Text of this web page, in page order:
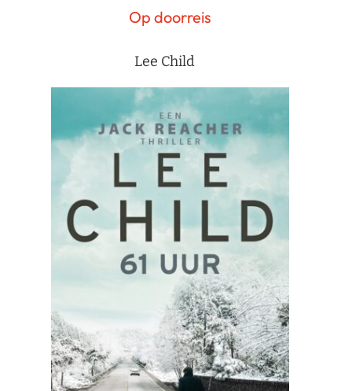
Op doorreis
Lee Child